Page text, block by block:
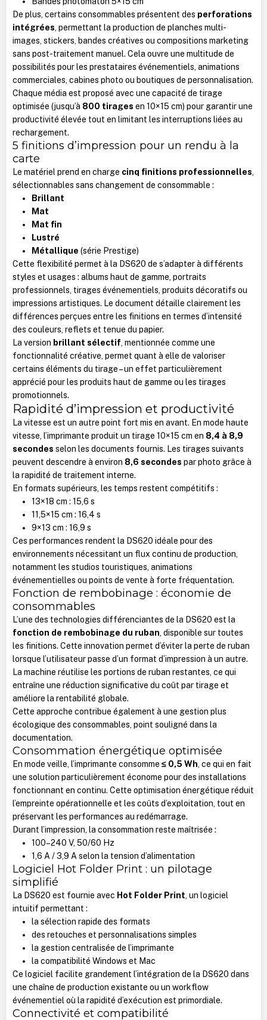
De plus, certains consommables présentent des perforations
intégrées, permettant la production de planches multi-
images, stickers, bandes créatives ou compositions marketing
sans post-traitement manuel. Cela ouvre une multitude de
possibilités pour les prestataires événementiels, animations
commerciales, cabines photo ou boutiques de personnalisation.
Chaque média est proposé avec une capacité de tirage
optimisée (jusqu’à 800 tirages en 10×15 cm) pour garantir une
productivité élevée tout en limitant les interruptions liées au
rechargement.
5 finitions d’impression pour un rendu à la
carte
Le matériel prend en charge cinq finitions professionnelles,
sélectionnables sans changement de consommable :
Brillant
Mat
Mat fin
Lustré
Métallique (série Prestige)
Cette flexibilité permet à la DS620 de s’adapter à différents
styles et usages : albums haut de gamme, portraits
professionnels, tirages événementiels, produits décoratifs ou
impressions artistiques. Le document détaille clairement les
différences perçues entre les finitions en termes d’intensité
des couleurs, reflets et tenue du papier.
La version brillant sélectif, mentionnée comme une
fonctionnalité créative, permet quant à elle de valoriser
certains éléments du tirage – un effet particulièrement
apprécié pour les produits haut de gamme ou les tirages
promotionnels.
Rapidité d’impression et productivité
La vitesse est un autre point fort mis en avant. En mode haute
vitesse, l’imprimante produit un tirage 10×15 cm en 8,4 à 8,9
secondes selon les documents fournis. Les tirages suivants
peuvent descendre à environ 8,6 secondes par photo grâce à
la rapidité de traitement interne.
En formats supérieurs, les temps restent compétitifs :
13×18 cm : 15,6 s
11,5×15 cm : 16,4 s
9×13 cm : 16,9 s
Ces performances rendent la DS620 idéale pour des
environnements nécessitant un flux continu de production,
notamment les studios touristiques, animations
événementielles ou points de vente à forte fréquentation.
Fonction de rembobinage : économie de
consommables
L’une des technologies différenciantes de la DS620 est la
fonction de rembobinage du ruban, disponible sur toutes
les finitions. Cette innovation permet d’éviter la perte de ruban
lorsque l’utilisateur passe d’un format d’impression à un autre.
La machine réutilise les portions de ruban restantes, ce qui
entraîne une réduction significative du coût par tirage et
améliore la rentabilité globale.
Cette approche contribue également à une gestion plus
écologique des consommables, point souligné dans la
documentation.
Consommation énergétique optimisée
En mode veille, l’imprimante consomme ≤ 0,5 Wh, ce qui en fait
une solution particulièrement économe pour des installations
fonctionnant en continu. Cette optimisation énergétique réduit
l’empreinte opérationnelle et les coûts d’exploitation, tout en
préservant les performances au redémarrage.
Durant l’impression, la consommation reste maîtrisée :
100–240 V, 50/60 Hz
1,6 A / 3,9 A selon la tension d’alimentation
Logiciel Hot Folder Print : un pilotage
simplifié
La DS620 est fournie avec Hot Folder Print, un logiciel
intuitif permettant :
la sélection rapide des formats
des retouches et personnalisations simples
la gestion centralisée de l’imprimante
la compatibilité Windows et Mac
Ce logiciel facilite grandement l’intégration de la DS620 dans
une chaîne de production existante ou un workflow
événementiel où la rapidité d’exécution est primordiale.
Connectivité et compatibilité